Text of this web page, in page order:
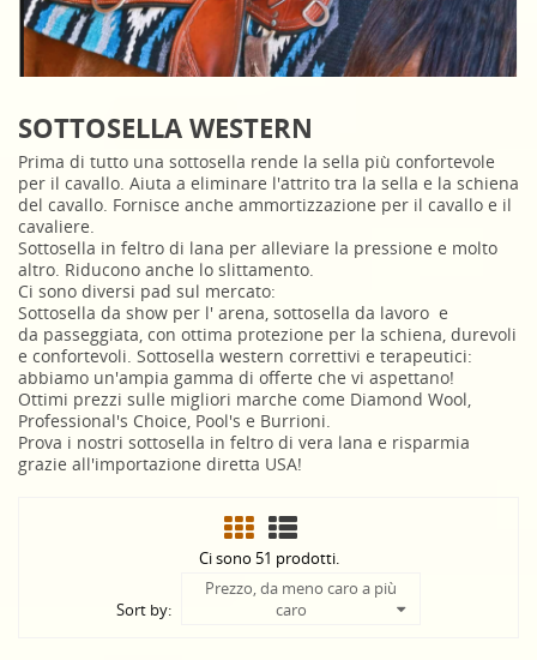
SOTTOSELLA WESTERN
Prima di tutto una sottosella rende la sella più confortevole
per il cavallo. Aiuta a eliminare l'attrito tra la sella e la schiena
del cavallo. Fornisce anche ammortizzazione per il cavallo e il
cavaliere.
Sottosella in feltro di lana per alleviare la pressione e molto
altro. Riducono anche lo slittamento.
Ci sono diversi pad sul mercato:
Sottosella da show per l' arena, sottosella da lavoro e
da passeggiata, con ottima protezione per la schiena, durevoli
e confortevoli. Sottosella western correttivi e terapeutici:
abbiamo un'ampia gamma di offerte che vi aspettano!
Ottimi prezzi sulle migliori marche come Diamond Wool,
Professional's Choice, Pool's e Burrioni.
Prova i nostri sottosella in feltro di vera lana e risparmia
grazie all'importazione diretta USA!
Ci sono 51 prodotti.
Sort by:
Prezzo, da meno caro a più
caro